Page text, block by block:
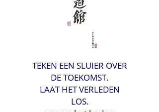
TEKEN EEN SLUIER OVER
DE TOEKOMST.
LAAT HET VERLEDEN
LOS.